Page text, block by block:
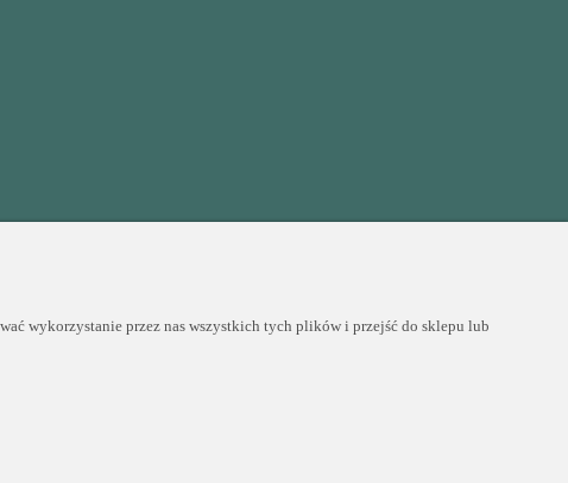
wykorzystanie przez nas wszystkich tych plików i przejść do sklepu lub